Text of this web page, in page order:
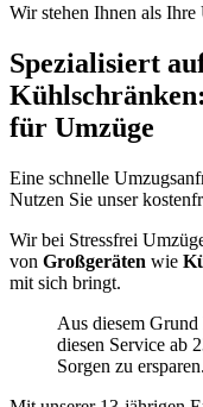
Wir stehen Ihnen als
Spezialisiert
für Umzüge
Eine schnelle
Nutzen Sie unser
Wir bei Stressfrei
von Großgeräten wie
mit sich bringt.
Aus diesem
diesen Service ab
Sorgen zu ersparen.